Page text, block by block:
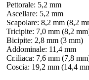
Pettorale: 5,2 mm
Ascellare: 5,2 mm
Scapolare: 8,2 mm (8,2
Tricipite: 7,0 mm (8,2
Bicipite: 2,8 mm (3 mm)
Addominale: 11,4 mm
Cr.iliaca: 7,6 mm (7,8
Coscia: 19,2 mm (14,4